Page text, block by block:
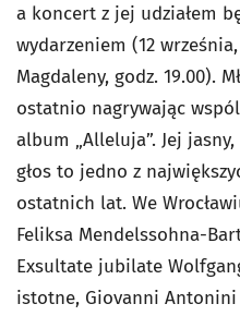
a koncert z jej udziałem
wydarzeniem (12
Magdaleny, godz. 19.00).
ostatnio nagrywając
album „Alleluja”. Jej
głos to jedno z
ostatnich lat. We
Feliksa Mendelssohna-
Exsultate jubilate
istotne, Giovanni Antonini